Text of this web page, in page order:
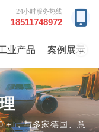
24小时服务热线
18511748972
→
业产品 案例展示
+ ，与多家德国、意